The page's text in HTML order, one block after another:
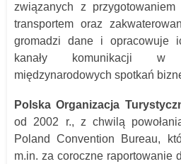
związanych z
transportem oraz
gromadzi dane i opracowuje
kanały komunikacji w
międzynarodowych spotkań
Polska Organizacja
od 2002 r., z chwilą
Poland Convention Bureau,
m.in. za coroczne raportowanie